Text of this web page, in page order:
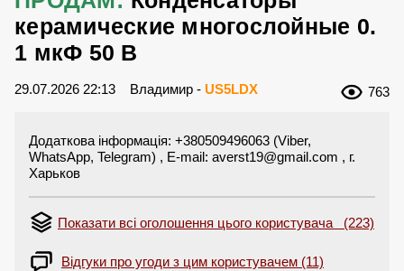
керамические многослойные 0.
1 мкФ 50 В
29.07.2026 22:13 Владимир - US5LDX 763
Додаткова інформація: +380509496063 (Viber,
WhatsApp, Telegram) , E-mail: averst19@gmail.com , г.
Харьков
Показати всі оголошення цього користувача (223)
Відгуки про угоди з цим користувачем (11)